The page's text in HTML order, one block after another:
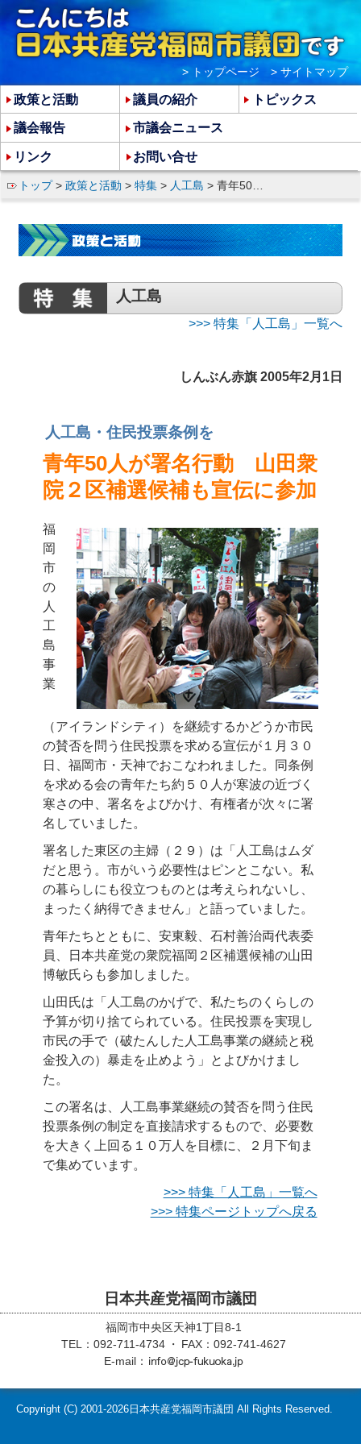
トップ> 政策と活動 > 特集 > 人工島 > 青年50人が署名行動 山田衆院２区補選候補も宣伝に参加
人工島
>>> 特集「人工島」一覧へ
しんぶん赤旗 2005年2月1日
人工島・住民投票条例を
青年50人が署名行動 山田衆
院２区補選候補も宣伝に参加
福
岡
市
の
人
工
島
事
業
（アイランドシティ）を継続するかどうか市民
の賛否を問う住民投票を求める宣伝が１月３０
日、福岡市・天神でおこなわれました。同条例
を求める会の青年たち約５０人が寒波の近づく
寒さの中、署名をよびかけ、有権者が次々に署
名していました。
署名した東区の主婦（２９）は「人工島はムダ
だと思う。市がいう必要性はピンとこない。私
の暮らしにも役立つものとは考えられないし、
まったく納得できません」と語っていました。
青年たちとともに、安東毅、石村善治両代表委
員、日本共産党の衆院福岡２区補選候補の山田
博敏氏らも参加しました。
山田氏は「人工島のかげで、私たちのくらしの
予算が切り捨てられている。住民投票を実現し
市民の手で（破たんした人工島事業の継続と税
金投入の）暴走を止めよう」とよびかけまし
た。
この署名は、人工島事業継続の賛否を問う住民
投票条例の制定を直接請求するもので、必要数
を大きく上回る１０万人を目標に、２月下旬ま
で集めています。
>>> 特集「人工島」一覧へ
>>> 特集ページトップへ戻る
政策と活動 議員の紹介 トピックス
議会報告 市議会ニュース
リンク お問い合せ
> トップページ > サイトマップ
日本共産党福岡市議団
福岡市中央区天神1丁目8-1
TEL：092-711-4734
FAX：092-741-4627
E-mail：
Copyright (C) 2001-2026日本共産党福岡市議団 All Rights Reserved.